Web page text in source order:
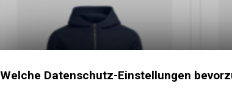
Welche Datenschutz-Einstellungen